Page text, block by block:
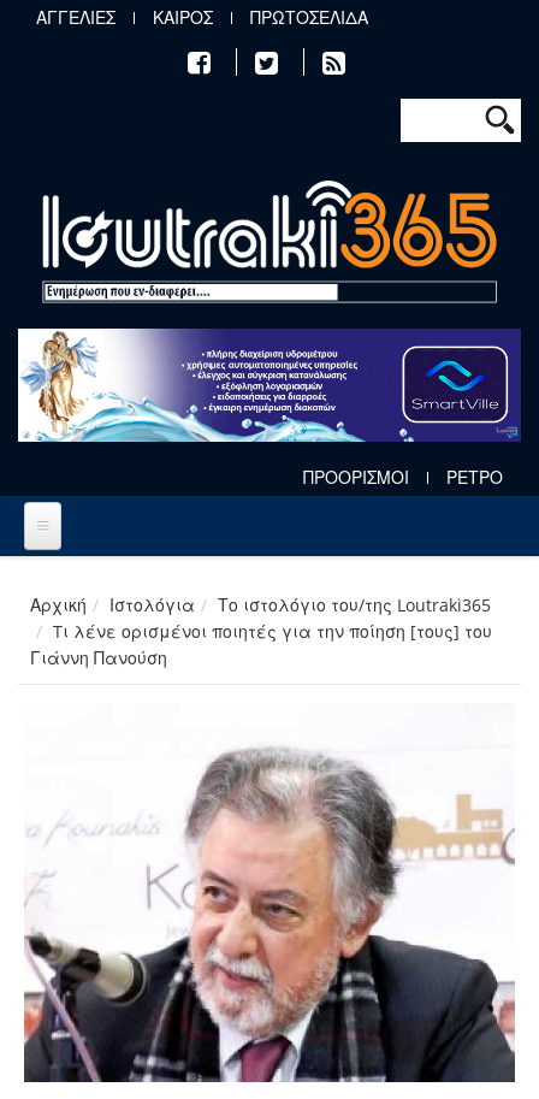
Παράκαμψη προς το κυρίως περιεχόμενο
ΑΓΓΕΛΙΕΣ ΚΑΙΡΟΣ ΠΡΩΤΟΣΕΛΙΔΑ
Φόρμα
Αναζήτηση
ΠΡΟΟΡΙΣΜΟΙ ΡΕΤΡΟ
Αρχική Ιστολόγια
Το ιστολόγιο του/της Loutraki365
Tι λένε ορισμένοι ποιητές για την ποίηση [τους] του
Γιάννη Πανούση